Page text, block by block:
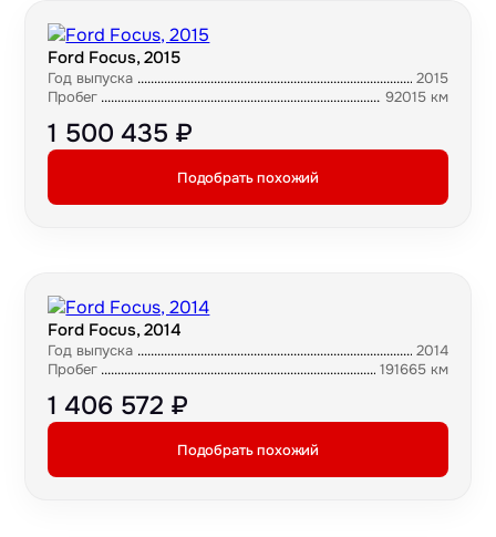
Ford Focus, 2015
Год выпуска
2015
Пробег
92015 км
1 500 435 ₽
Подобрать похожий
Ford Focus, 2014
Год выпуска
2014
Пробег
191665 км
1 406 572 ₽
Подобрать похожий